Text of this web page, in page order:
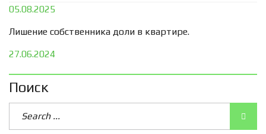
05.08.2025
Лишение собственника доли в квартире.
27.06.2024
Поиск